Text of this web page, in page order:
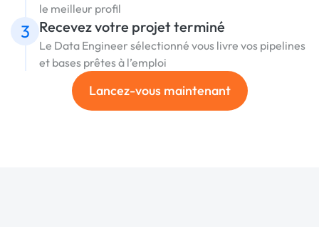
le meilleur profil
3 Recevez votre projet terminé
Le Data Engineer sélectionné vous livre vos pipelines
et bases prêtes à l’emploi
Lancez-vous maintenant